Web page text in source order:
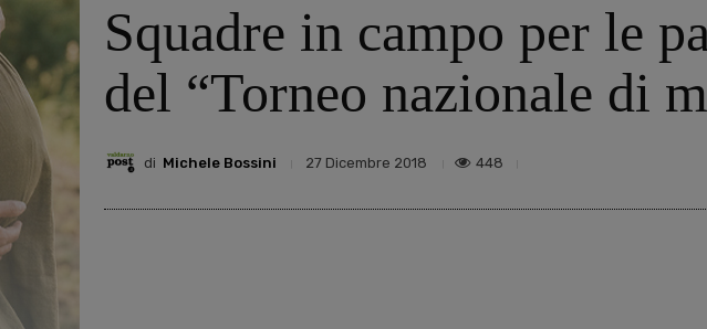
Squadre in campo per le
del “Torneo nazionale di
di Michele Bossini 27 Dicembre 2018 448